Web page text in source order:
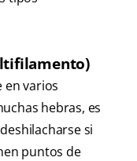
en varios
hebras, es
si
puntos de